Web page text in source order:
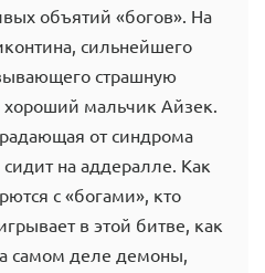
объятий «богов». На
сильнейшего
страшную
хороший мальчик Айзек.
от синдрома
на аддералле. Как
с «богами», кто
в этой битве, как
самом деле демоны,